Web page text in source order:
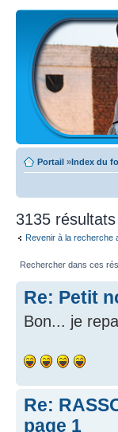
Portail »Index du
3135
Revenir à la recherche
Rechercher dans ces
Re: Petit
Bon... je
Re:
page 1